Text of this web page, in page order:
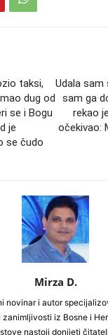
taksi,
dug od
se i Bogu
je
se čudo
Udala sam
sam ga
rekao
očekivao:
Mirza D.
novinar i autor
iz Bosne i
nastoji donijeti